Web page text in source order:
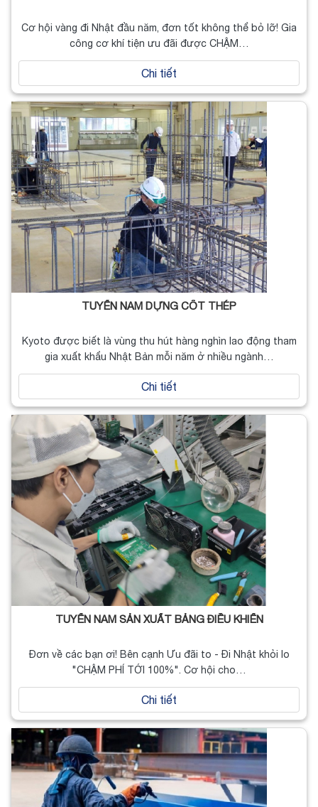
Cơ hội vàng đi Nhật đầu năm, đơn tốt không thể bỏ lỡ! Gia
công cơ khí tiện ưu đãi được CHẬM…
Chi tiết
TUYỂN NAM DỰNG CỐT THÉP
Kyoto được biết là vùng thu hút hàng nghìn lao động tham
gia xuất khẩu Nhật Bản mỗi năm ở nhiều ngành…
Chi tiết
TUYỂN NAM SẢN XUẤT BẢNG ĐIỀU KHIỂN
Đơn về các bạn ơi! Bên cạnh Ưu đãi to - Đi Nhật khỏi lo
"CHẬM PHÍ TỚI 100%". Cơ hội cho…
Chi tiết